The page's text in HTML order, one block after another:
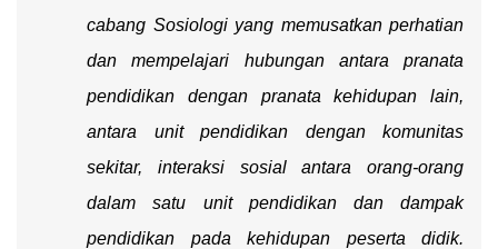
cabang Sosiologi yang memusatkan perhatian
dan mempelajari hubungan antara pranata
pendidikan dengan pranata kehidupan lain,
antara unit pendidikan dengan komunitas
sekitar, interaksi sosial antara orang-orang
dalam satu unit pendidikan dan dampak
pendidikan pada kehidupan peserta didik.